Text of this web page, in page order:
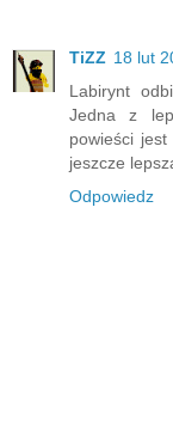
TiZZ 18 lut
Labirynt
Jedna z
powieści
jeszcze
Odpowiedz